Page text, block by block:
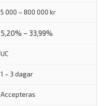
5 000 – 800 000 kr
5,20% – 33,99%
UC
1 – 3 dagar
Accepteras